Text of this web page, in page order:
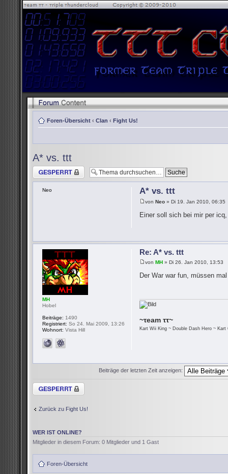
Foren-Übersicht ‹ Clan ‹ Fight Us!
A* vs. ttt
Thema gesperrt
A* vs. ttt
vonNeo » Di 19. Jan 2010, 06:35
Einer soll sich bei mir per
Neo
Re: A* vs. ttt
vonMH » Di 26. Jan 2010, 13:53
Der War war fun, müssen
~τeam ττ~
Kart Wii King ~ Double Dash Hero ~ Kart
MH
Hobel
Beiträge: 1490
Registriert: So 24. Mai 2009, 13:26
Wohnort: Vista Hill
Beiträge der letzten Zeit anzeigen:
Thema gesperrt
Zurück zu Fight Us!
WER IST ONLINE?
Mitglieder in diesem Forum: 0 Mitglieder und 1 Gast
Foren-Übersicht